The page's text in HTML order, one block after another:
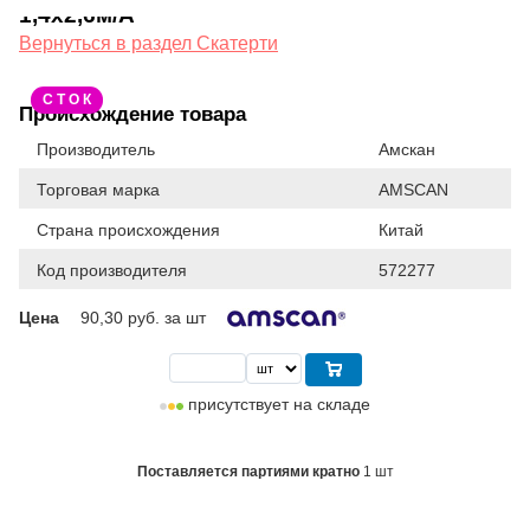
1,4х2,6м/А
Вернуться в раздел Скатерти
С Т О К
Происхождение товара
Производитель Амскан
Торговая марка AMSCAN
Страна происхождения Китай
Код производителя 572277
Цена 90,30 руб. за шт
присутствует на складе
Поставляется партиями кратно 1 шт